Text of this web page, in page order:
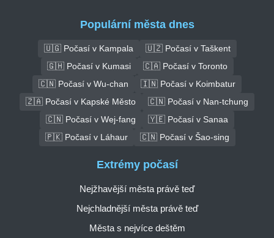
Populární města dnes
🇺🇬 Počasí v Kampala
🇺🇿 Počasí v Taškent
🇬🇭 Počasí v Kumasi
🇨🇦 Počasí v Toronto
🇨🇳 Počasí v Wu-chan
🇮🇳 Počasí v Koimbatur
🇿🇦 Počasí v Kapské Město
🇨🇳 Počasí v Nan-tchung
🇨🇳 Počasí v Wej-fang
🇾🇪 Počasí v Sanaa
🇵🇰 Počasí v Láhaur
🇨🇳 Počasí v Šao-sing
Extrémy počasí
Nejžhavější města právě teď
Nejchladnější města právě teď
Města s nejvíce deštěm